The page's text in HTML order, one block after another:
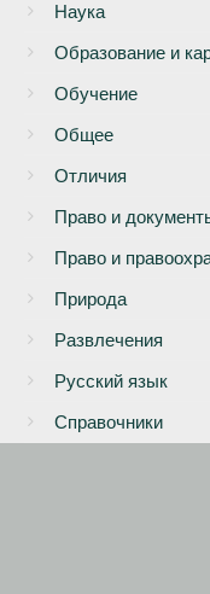
Наука
Образование и
Обучение
Общее
Отличия
Право и
Право и
Природа
Развлечения
Русский язык
Справочники